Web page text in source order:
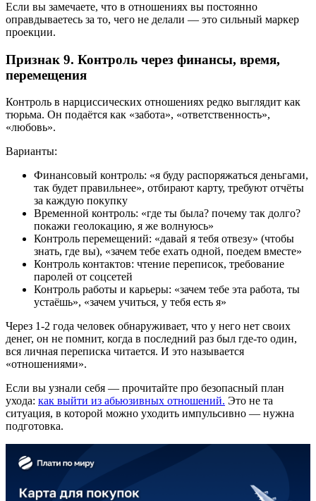
Если вы замечаете, что в отношениях вы постоянно
оправдываетесь за то, чего не делали — это сильный маркер
проекции.
Признак 9. Контроль через финансы, время,
перемещения
Контроль в нарциссических отношениях редко выглядит как
тюрьма. Он подаётся как «забота», «ответственность»,
«любовь».
Варианты:
Финансовый контроль: «я буду распоряжаться деньгами,
так будет правильнее», отбирают карту, требуют отчёты
за каждую покупку
Временной контроль: «где ты была? почему так долго?
покажи геолокацию, я же волнуюсь»
Контроль перемещений: «давай я тебя отвезу» (чтобы
знать, где вы), «зачем тебе ехать одной, поедем вместе»
Контроль контактов: чтение переписок, требование
паролей от соцсетей
Контроль работы и карьеры: «зачем тебе эта работа, ты
устаёшь», «зачем учиться, у тебя есть я»
Через 1-2 года человек обнаруживает, что у него нет своих
денег, он не помнит, когда в последний раз был где-то один,
вся личная переписка читается. И это называется
«отношениями».
Если вы узнали себя — прочитайте про безопасный план
ухода: как выйти из абьюзивных отношений. Это не та
ситуация, в которой можно уходить импульсивно — нужна
подготовка.